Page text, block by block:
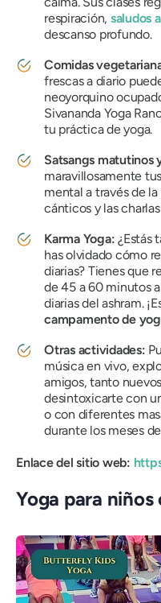
respiración, saludos
descanso profundo.
Comidas
frescas a diario
neoyorquino
Sivananda Yoga
tu práctica de yoga.
Satsangs matutinos
maravillosamente
mental a través de
cánticos y las
Karma Yoga: ¿Estás
has olvidado cómo
diarias? Tienes que
de 45 a 60 minutos
diarias del ashram.
campamento de
Otras actividades:
música en vivo,
amigos, tanto
desintoxicarte con
o con diferentes
durante los meses
Enlace del sitio web:
Yoga para